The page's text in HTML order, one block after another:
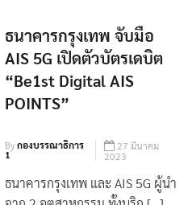
ธนาคารกรุงเทพ จับมือ
AIS 5G เปิดตัวบัตรเดบิต
“Be1st Digital AIS
POINTS”
Byกองบรรณาธิการ
1
27 มีนาคม
2023
ธนาคารกรุงเทพ และ AIS 5G ผู้นำ